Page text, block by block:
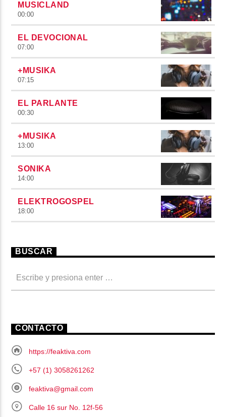
MUSICLAND
00:00
EL DEVOCIONAL
07:00
+MUSIKA
07:15
EL PARLANTE
00:30
+MUSIKA
13:00
SONIKA
14:00
ELEKTROGOSPEL
18:00
BUSCAR
CONTACTO
https://feaktiva.com
+57 (1) 3058261262
feaktiva@gmail.com
Calle 16 sur No. 12f-56